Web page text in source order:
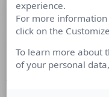
un contexte 2.0
Culture RP : Andrée
présente comme une
experience.
For more
click on the
To learn more about
of your personal